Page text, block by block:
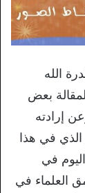
الله
بعض
إرادته
الذي في هذا
في
العلماء في